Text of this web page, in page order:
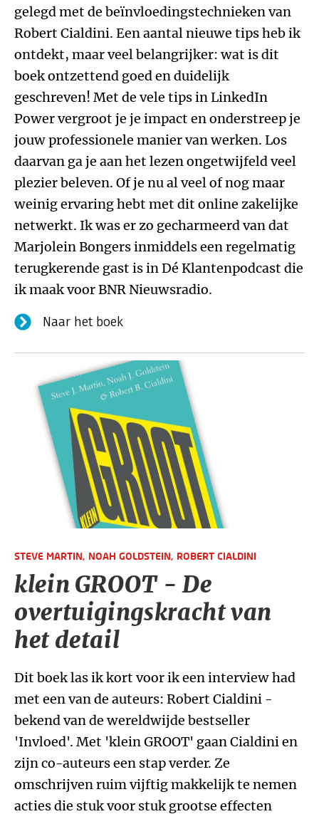
gelegd met de beïnvloedingstechnieken van
Robert Cialdini. Een aantal nieuwe tips heb ik
ontdekt, maar veel belangrijker: wat is dit
boek ontzettend goed en duidelijk
geschreven! Met de vele tips in LinkedIn
Power vergroot je je impact en onderstreep je
jouw professionele manier van werken. Los
daarvan ga je aan het lezen ongetwijfeld veel
plezier beleven. Of je nu al veel of nog maar
weinig ervaring hebt met dit online zakelijke
netwerkt. Ik was er zo gecharmeerd van dat
Marjolein Bongers inmiddels een regelmatig
terugkerende gast is in Dé Klantenpodcast die
ik maak voor BNR Nieuwsradio.
Naar het boek
STEVE MARTIN, NOAH GOLDSTEIN, ROBERT CIALDINI
klein GROOT - De
overtuigingskracht van
het detail
Dit boek las ik kort voor ik een interview had
met een van de auteurs: Robert Cialdini -
bekend van de wereldwijde bestseller
'Invloed'. Met 'klein GROOT' gaan Cialdini en
zijn co-auteurs een stap verder. Ze
omschrijven ruim vijftig makkelijk te nemen
acties die stuk voor stuk grootse effecten